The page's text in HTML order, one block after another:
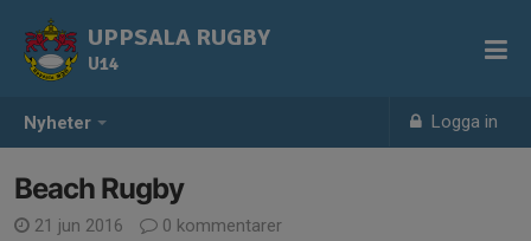
Nyheter Logga in
UPPSALA RUGBY
U14
Beach Rugby
21 jun 2016 0 kommentarer